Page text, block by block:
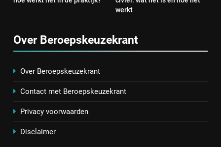
Procesreglement rechtbank civiel:
Wat is veeteelt? Alles over het
meer
LANDBOUW, NATUUR EN VISSERIJ
werkt
Over Beroepskeuzekrant
Over Beroepskeuzekrant
Contact met Beroepskeuzekrant
Privacy voorwaarden
Disclaimer